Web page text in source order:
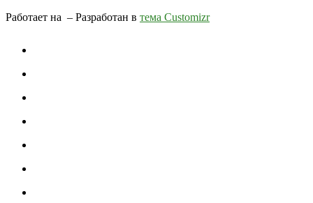
Работает на – Разработан в тема Customizr